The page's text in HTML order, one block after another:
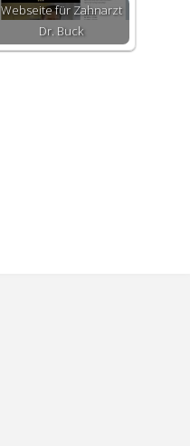
Webseite für Zahnarzt
Dr. Buck